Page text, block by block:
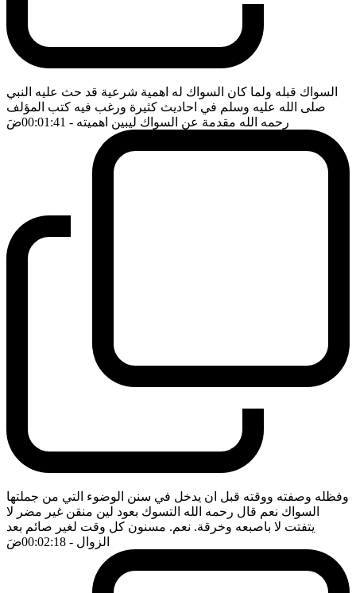
السواك قبله ولما كان السواك له اهمية شرعية قد حث عليه النبي
صلى الله عليه وسلم في احاديث كثيرة ورغب فيه كتب المؤلف
رحمه الله مقدمة عن السواك ليبين اهميته - 00:01:41 ضَ
وفظله وصفته ووقته قبل ان يدخل في سنن الوضوء التي من جملتها
السواك نعم قال رحمه الله التسوك بعود لين منقن غير مضر لا
يتفتت لا باصبعه وخرقة. نعم. مسنون كل وقت لغير صائم بعد
الزوال - 00:02:18 ضَ